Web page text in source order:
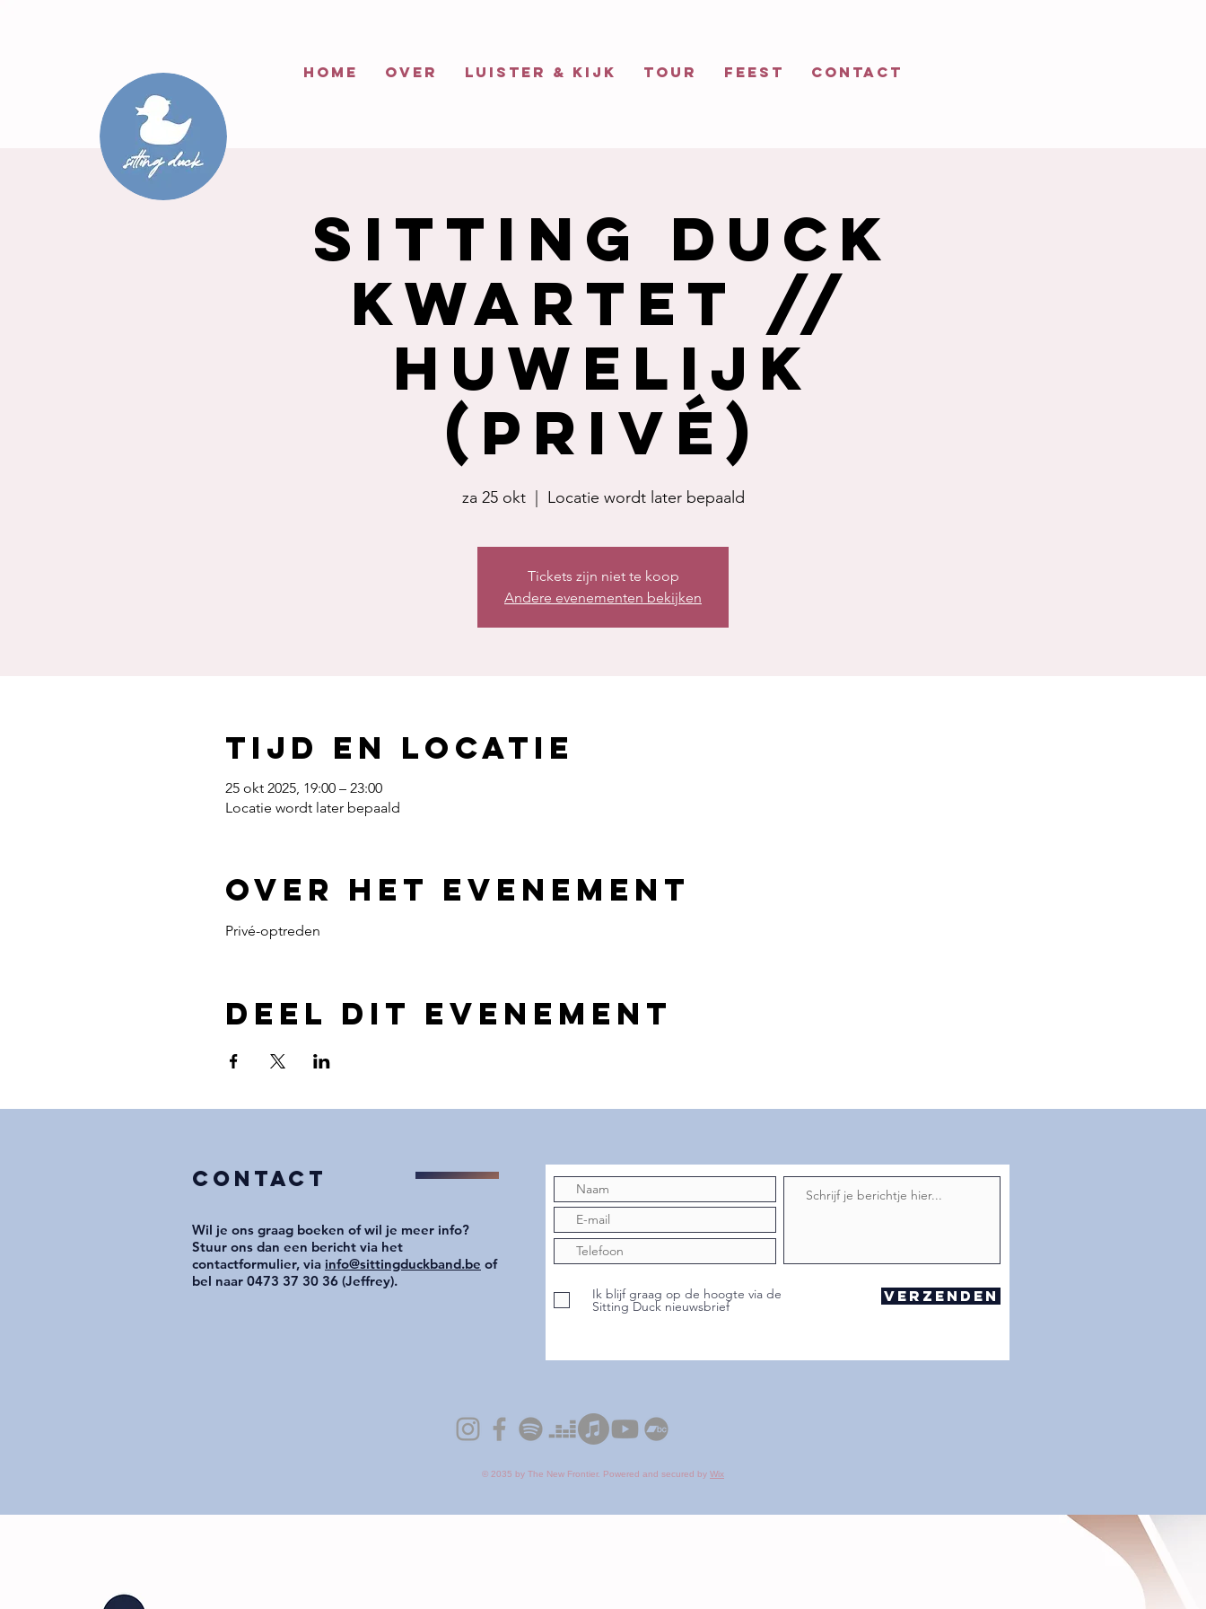
HOME OVER LUISTER & KIJK TOUR FEEST CONTACT
Sitting Duck
Kwartet //
Huwelijk
(privé)
za 25 okt
  |
Locatie wordt later bepaald
Tickets zijn niet te koop
Andere evenementen bekijken
Tijd en locatie
25 okt 2025, 19:00 – 23:00
Locatie wordt later bepaald
Over het evenement
Privé-optreden
Deel dit evenement
COntact
Wil je ons graag boeken of wil je meer info?
Stuur ons dan een bericht via het
contactformulier, via info@sittingduckband.be of
bel naar 0473 37 30 36 (Jeffrey).
Ik blijf graag op de hoogte via de
Sitting Duck nieuwsbrief
Verzenden
© 2035 by The New Frontier. Powered and secured by Wix